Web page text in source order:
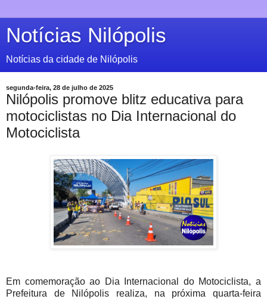
Notícias Nilópolis
Notícias da cidade de Nilópolis
segunda-feira, 28 de julho de 2025
Nilópolis promove blitz educativa para
motociclistas no Dia Internacional do
Motociclista
Em comemoração ao Dia Internacional do Motociclista, a
Prefeitura de Nilópolis realiza, na próxima quarta-feira